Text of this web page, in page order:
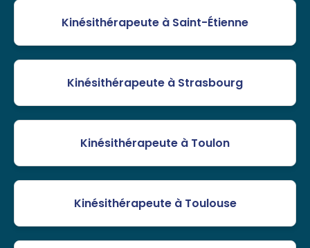
Kinésithérapeute à Saint-Étienne
Kinésithérapeute à Strasbourg
Kinésithérapeute à Toulon
Kinésithérapeute à Toulouse